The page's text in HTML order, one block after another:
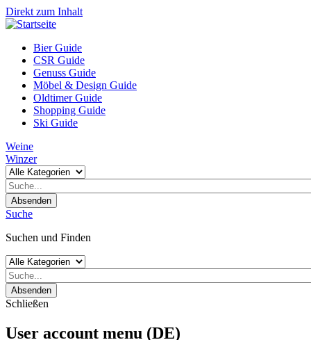
Direkt zum Inhalt
Bier Guide
CSR Guide
Genuss Guide
Möbel & Design Guide
Oldtimer Guide
Shopping Guide
Ski Guide
Weine
Winzer
Absenden
Suche
Suchen und Finden
Absenden
Schließen
User account menu (DE)